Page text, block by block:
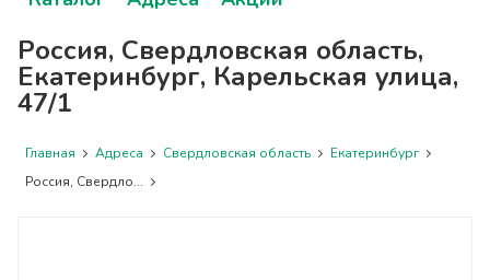
Россия, Свердловская область,
Екатеринбург, Карельская улица,
47/1
Главная Адреса Свердловская область
Екатеринбург
Россия, Свердло...